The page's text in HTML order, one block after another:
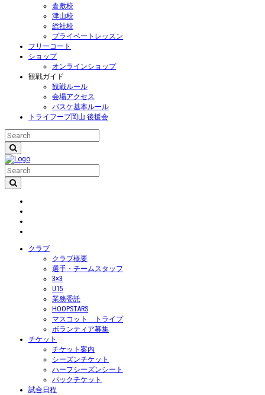
倉敷校
津山校
総社校
プライベートレッスン
フリーコート
ショップ
オンラインショップ
観戦ガイド
観戦ルール
会場アクセス
バスケ基本ルール
トライフープ岡山 後援会
クラブ
クラブ概要
選手・チームスタッフ
3×3
U15
業務委託
HOOPSTARS
マスコット トライプ
ボランティア募集
チケット
チケット案内
シーズンチケット
ハーフシーズンシート
パックチケット
試合日程